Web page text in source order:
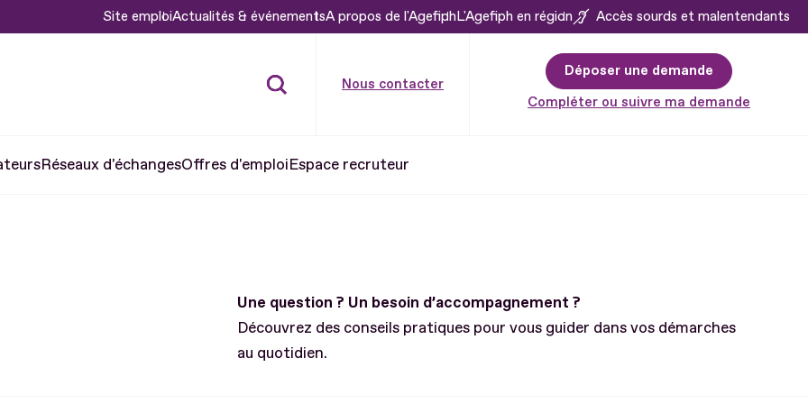
Site emploiActualités & événementsA propos de l'AgefiphL'Agefiph en région Accès sourds et malentendants
Nous contacter
Déposer une demande
Compléter ou suivre ma demande
Réseaux d'échangesOffres d'emploiEspace recruteur
Une question ? Un besoin d’accompagnement ?
Découvrez des conseils pratiques pour vous guider dans vos démarches
au quotidien.